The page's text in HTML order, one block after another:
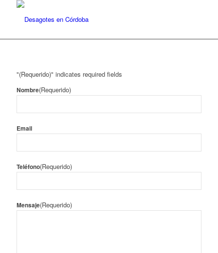
"(Requerido)" indicates required fields
Nombre(Requerido)
Email
Teléfono(Requerido)
Mensaje(Requerido)